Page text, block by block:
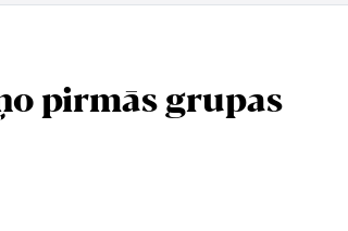
pirmās grupas